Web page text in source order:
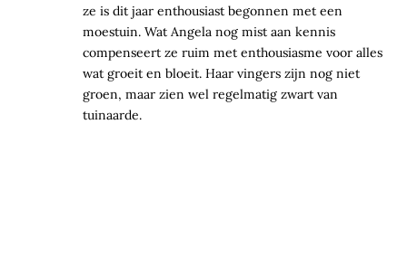
ze is dit jaar enthousiast begonnen met een
moestuin. Wat Angela nog mist aan kennis
compenseert ze ruim met enthousiasme voor alles
wat groeit en bloeit. Haar vingers zijn nog niet
groen, maar zien wel regelmatig zwart van
tuinaarde.